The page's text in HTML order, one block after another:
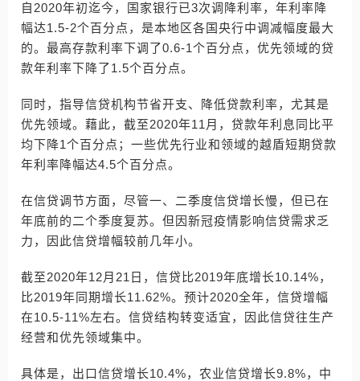
自2020年初迄今，国家银行已3次调降利率，年利率降
幅达1.5-2个百分点，是本地区各国央行中调减幅度最大
的。最高存款利率下调了0.6-1个百分点，优先领域的贷
款年利率下降了1.5个百分点。
同时，指导信贷机构节省开支、降低贷款利率，尤其是
优先领域。藉此，截至2020年11月，贷款年利息同比平
均下降1个百分点；一些优先行业和领域的越盾短期贷款
年利率降幅达4.5个百分点。
在信贷调节方面，尽管一、二季度信贷增长慢，但已在
年底前的二个季度复苏。但因新冠疫情影响信贷需求乏
力，因此信贷增幅较前几年小。
截至2020年12月21日，信贷比2019年底增长10.14%，
比2019年同期增长11.62%。预计2020全年，信贷增幅
在10.5-11%左右。信贷结构转变适宜，因此信贷往生产
经营和优先领域集中。
具体是，出口信贷增长10.4%，农业信贷增长9.8%，中